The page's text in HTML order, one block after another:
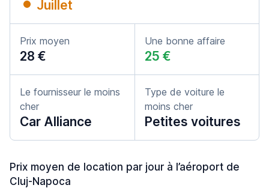
Juillet
Prix moyen
28 €
Une bonne affaire
25 €
Le fournisseur le moins
cher
Car Alliance
Type de voiture le
moins cher
Petites voitures
Prix moyen de location par jour à l’aéroport de
Cluj-Napoca